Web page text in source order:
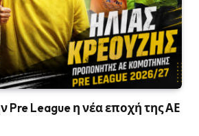
Pre League η νέα εποχή της ΑΕ